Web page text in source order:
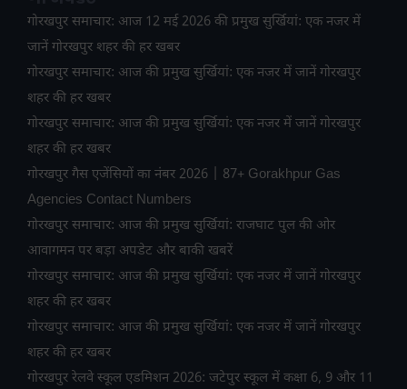
गोरखपुर समाचार: आज 12 मई 2026 की प्रमुख सुर्खियां: एक नजर में
जानें गोरखपुर शहर की हर खबर
गोरखपुर समाचार: आज की प्रमुख सुर्खियां: एक नजर में जानें गोरखपुर
शहर की हर खबर
गोरखपुर समाचार: आज की प्रमुख सुर्खियां: एक नजर में जानें गोरखपुर
शहर की हर खबर
गोरखपुर गैस एजेंसियों का नंबर 2026 | 87+ Gorakhpur Gas
Agencies Contact Numbers
गोरखपुर समाचार: आज की प्रमुख सुर्खियां: राजघाट पुल की ओर
आवागमन पर बड़ा अपडेट और बाकी खबरें
गोरखपुर समाचार: आज की प्रमुख सुर्खियां: एक नजर में जानें गोरखपुर
शहर की हर खबर
गोरखपुर समाचार: आज की प्रमुख सुर्खियां: एक नजर में जानें गोरखपुर
शहर की हर खबर
गोरखपुर रेलवे स्कूल एडमिशन 2026: जटेपुर स्कूल में कक्षा 6, 9 और 11